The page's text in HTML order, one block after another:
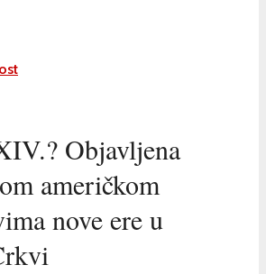
Objavljena
američkom
nove ere u